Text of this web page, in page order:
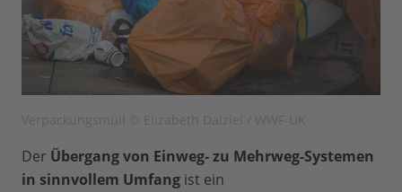
Der Übergang von Einweg- zu Mehrweg-Systemen
in sinnvollem Umfang ist ein